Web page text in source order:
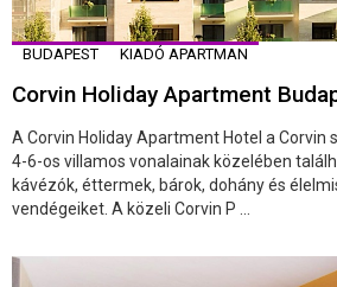
BUDAPEST KIADÓ APARTMAN
Corvin Holiday Apartment
A Corvin Holiday Apartment Hotel a Corvin
4-6-os villamos vonalainak közelében
kávézók, éttermek, bárok, dohány és
vendégeiket. A közeli Corvin P ...